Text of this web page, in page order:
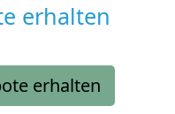
erhalten
erhalten